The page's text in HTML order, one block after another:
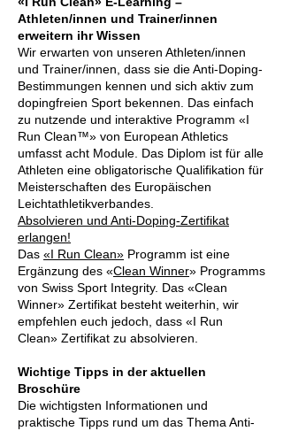
Athleten/innen und Trainer/innen
erweitern ihr Wissen
Wir erwarten von unseren Athleten/innen
und Trainer/innen, dass sie die Anti-Doping-
Bestimmungen kennen und sich aktiv zum
dopingfreien Sport bekennen. Das einfach
zu nutzende und interaktive Programm «I
Run Clean™» von European Athletics
umfasst acht Module. Das Diplom ist für alle
Athleten eine obligatorische Qualifikation für
Meisterschaften des Europäischen
Leichtathletikverbandes.
Absolvieren und Anti-Doping-Zertifikat
erlangen!
Das «I Run Clean» Programm ist eine
Ergänzung des «Clean Winner» Programms
von Swiss Sport Integrity. Das «Clean
Winner» Zertifikat besteht weiterhin, wir
empfehlen euch jedoch, dass «I Run
Clean» Zertifikat zu absolvieren.
Wichtige Tipps in der aktuellen
Broschüre
Die wichtigsten Informationen und
praktische Tipps rund um das Thema Anti-